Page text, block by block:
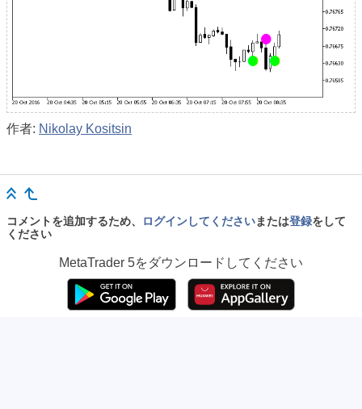
作者: Nikolay Kositsin
コメントを追加するため、 ログインしてくださいまたは登録をして
ください
MetaTrader 5をダウンロードしてください